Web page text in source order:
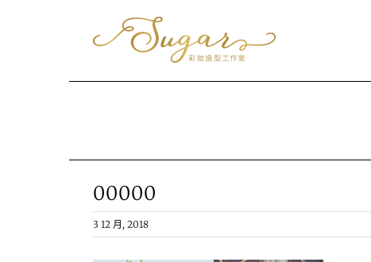
00000
3 12 月, 2018